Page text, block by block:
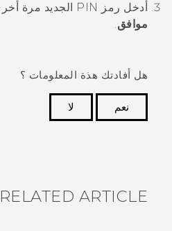
أدخل رمز PIN الجديد مرة أخرى، ثم انقر فوق
موافق.
هل أفادتك هذة المعلومات ؟
نعم
لا
RELATED ARTICLE